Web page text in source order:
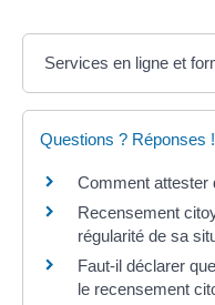
Services en ligne et
Questions ? Réponses !
Comment attester
Recensement
régularité de sa
Faut-il déclarer
le recensement